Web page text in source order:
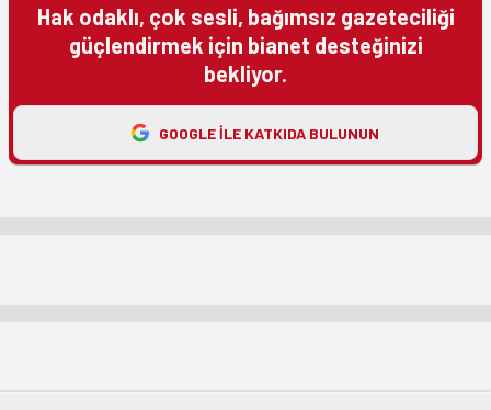
Hak odaklı, çok sesli, bağımsız gazeteciliği
güçlendirmek için bianet desteğinizi
bekliyor.
GOOGLE ILE KATKIDA BULUNUN